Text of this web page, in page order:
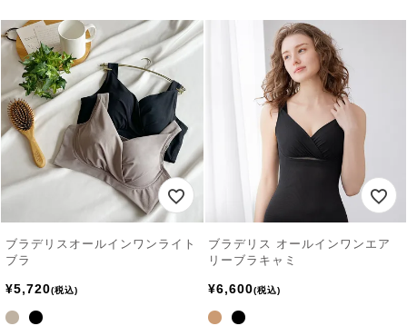
ブラデリスオールインワンライト
ブラ
¥5,720 税込
ブラデリス オールインワンエア
リーブラキャミ
¥6,600 税込